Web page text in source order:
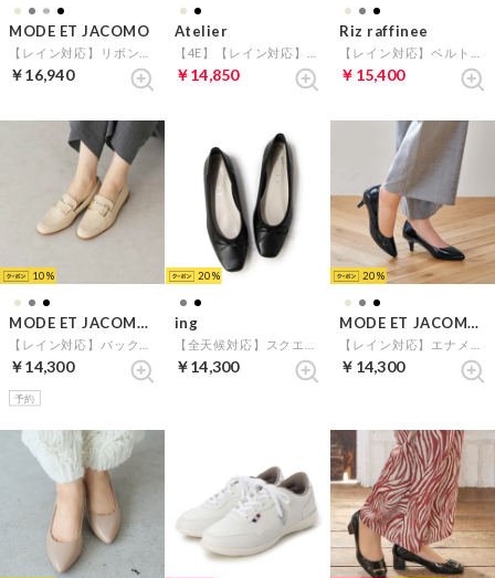
MODE ET JACOMO
￥16,940
Atelier
￥14,850
Riz raffinee
￥15,400
10
MODE ET JACOMO carino
￥14,300
予約
20
ing
￥14,300
20
MODE ET JACOMO carino
￥14,300